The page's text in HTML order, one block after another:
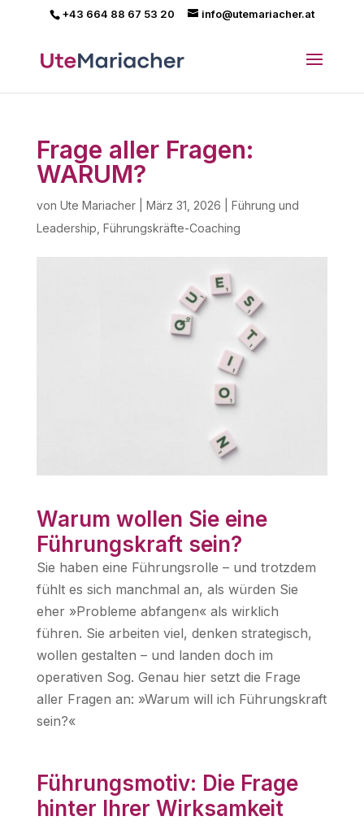
+43 664 88 67 53 20 info@utemariacher.at
Frage aller Fragen:
WARUM?
von Ute Mariacher| März 31, 2026
Führung und
Leadership Führungskräfte-Coaching
Warum wollen Sie eine
Führungskraft sein?
Sie haben eine Führungsrolle – und trotzdem
fühlt es sich manchmal an, als würden Sie
eher »Probleme abfangen« als wirklich
führen. Sie arbeiten viel, denken strategisch,
wollen gestalten – und landen doch im
operativen Sog. Genau hier setzt die Frage
aller Fragen an: »Warum will ich Führungskraft
sein?«
Führungsmotiv: Die Frage
hinter Ihrer Wirksamkeit